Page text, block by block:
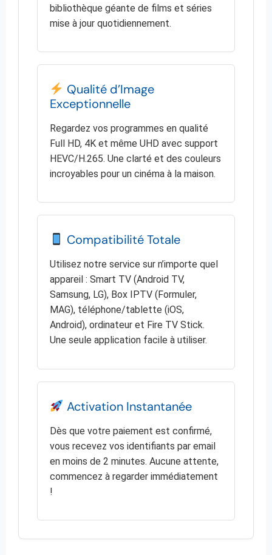
bibliothèque géante de films et séries
mise à jour quotidiennement.
Qualité d’Image
Exceptionnelle
Regardez vos programmes en qualité
Full HD, 4K et même UHD avec support
HEVC/H.265. Une clarté et des couleurs
incroyables pour un cinéma à la maison.
Compatibilité Totale
Utilisez notre service sur n’importe quel
appareil : Smart TV (Android TV,
Samsung, LG), Box IPTV (Formuler,
MAG), téléphone/tablette (iOS,
Android), ordinateur et Fire TV Stick.
Une seule application facile à utiliser.
Activation Instantanée
Dès que votre paiement est confirmé,
vous recevez vos identifiants par email
en moins de 2 minutes. Aucune attente,
commencez à regarder immédiatement
!